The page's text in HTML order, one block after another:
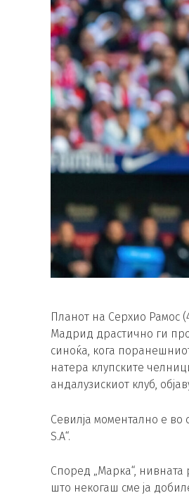
Планот на Серхио Рамос
Мадрид драстично ги
синоќа, кога
натера клупските
андалузискиот клуб,
Севилја моментално е во
S.A“.
Според „Марка“, нивната
што некогаш сме ја